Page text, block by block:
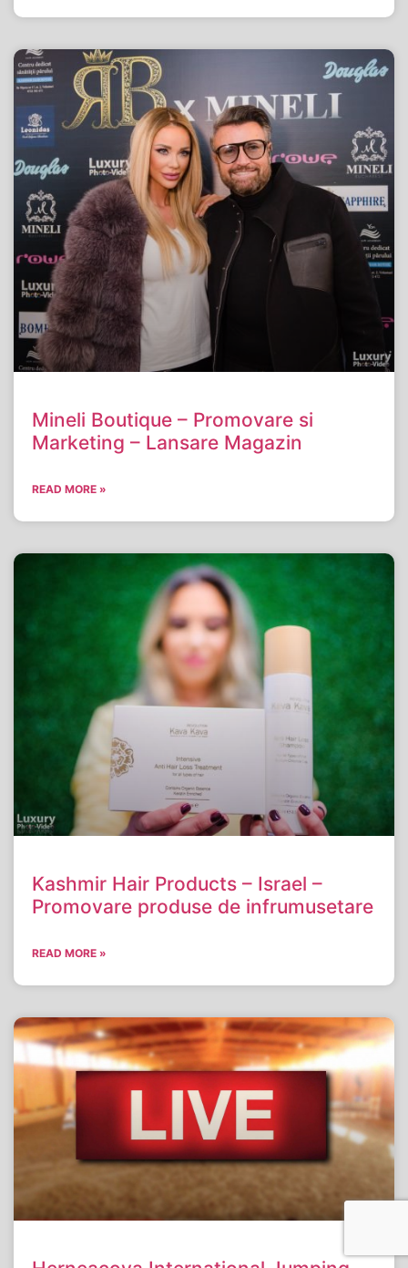
Mineli Boutique – Promovare si
Marketing – Lansare Magazin
READ MORE »
Kashmir Hair Products – Israel –
Promovare produse de infrumusetare
READ MORE »